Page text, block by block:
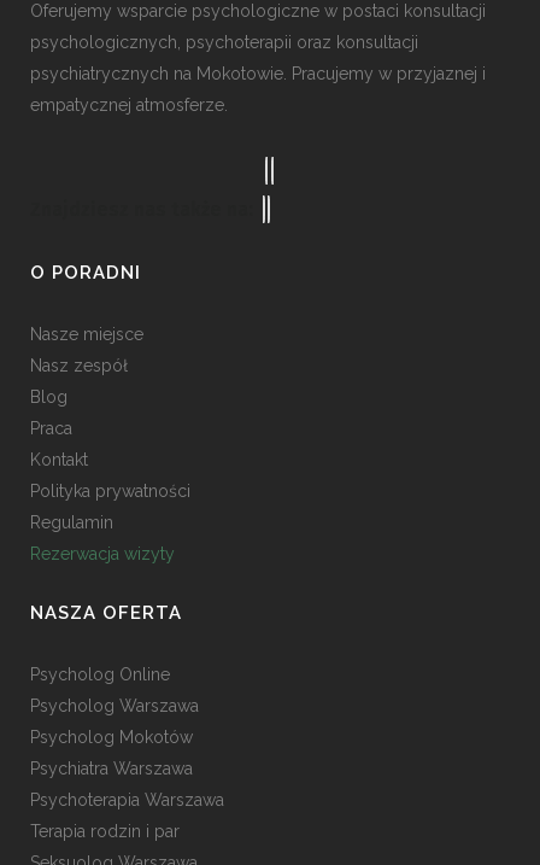
Oferujemy wsparcie psychologiczne w postaci konsultacji
psychologicznych, psychoterapii oraz konsultacji
psychiatrycznych na Mokotowie. Pracujemy w przyjaznej i
empatycznej atmosferze.
O PORADNI
Nasze miejsce
Nasz zespół
Blog
Praca
Kontakt
Polityka prywatności
Regulamin
Rezerwacja wizyty
NASZA OFERTA
Psycholog Online
Psycholog Warszawa
Psycholog Mokotów
Psychiatra Warszawa
Psychoterapia Warszawa
Terapia rodzin i par